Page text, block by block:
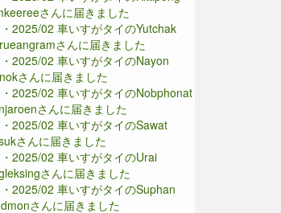
さんに届きました
・2025/02 車いすがタイのYutchak
さんに届きました
・2025/02 車いすがタイのNayon
さんに届きました
・2025/02 車いすがタイのNobphonat
さんに届きました
・2025/02 車いすがタイのSawat
さんに届きました
・2025/02 車いすがタイのUrai
さんに届きました
・2025/02 車いすがタイのSuphan
さんに届きました